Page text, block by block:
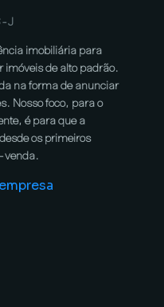
J
imobiliária para
imóveis de alto padrão.
na forma de anunciar
Nosso foco, para o
é para que a
os primeiros
venda.